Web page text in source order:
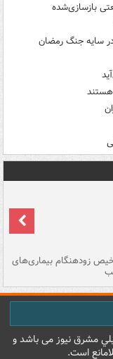
بازسازی‌شده
سایه جنگ رمضان
زودهنگام بیماری‌های
مشرق نيوز می باشد و
است.